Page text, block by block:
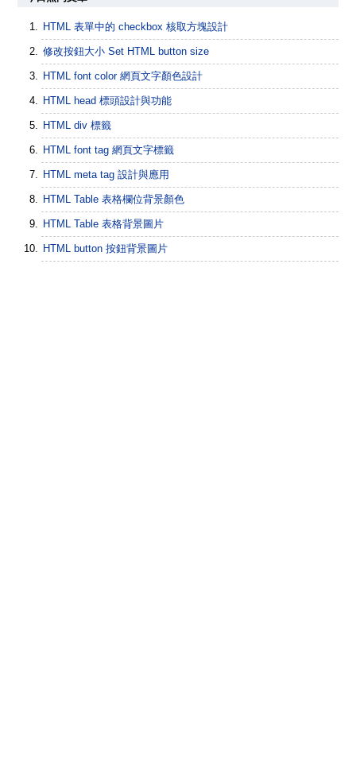
HTML 表單中的 checkbox 核取方塊設計
修改按鈕大小 Set HTML button size
HTML font color 網頁文字顏色設計
HTML head 標頭設計與功能
HTML div 標籤
HTML font tag 網頁文字標籤
HTML meta tag 設計與應用
HTML Table 表格欄位背景顏色
HTML Table 表格背景圖片
HTML button 按鈕背景圖片